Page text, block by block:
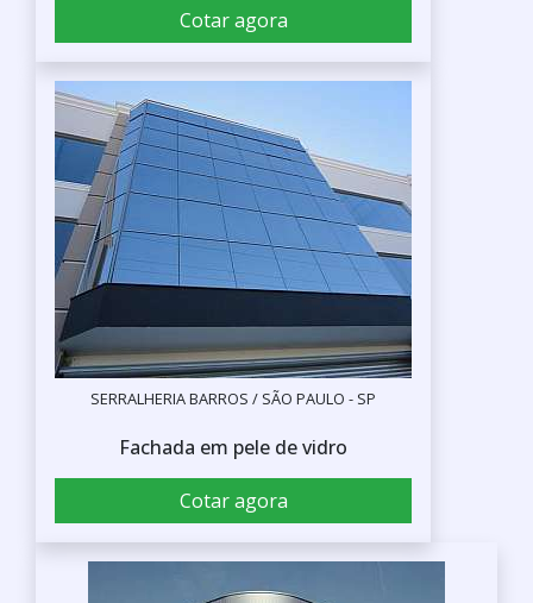
Cotar agora
SERRALHERIA BARROS / SÃO PAULO - SP
Fachada em pele de vidro
Cotar agora